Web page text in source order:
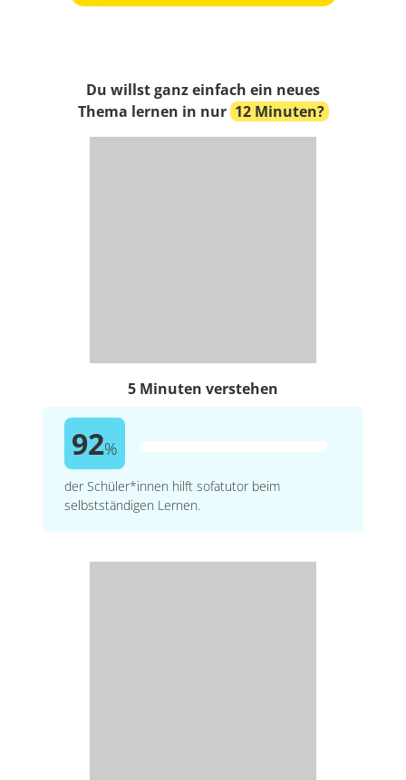
Du willst ganz einfach ein neues
Thema lernen in nur 12 Minuten?
5 Minuten verstehen
92%
der Schüler*innen hilft sofatutor beim
selbstständigen Lernen.